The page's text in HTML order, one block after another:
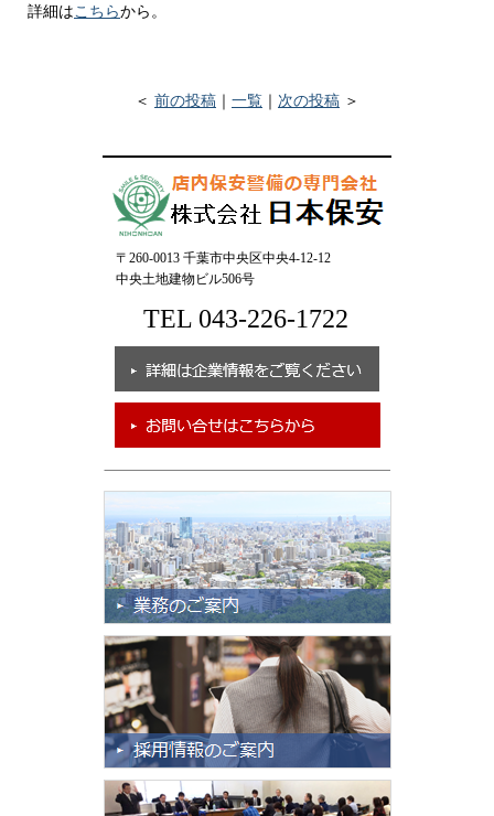
詳細は こちらから。
＜ 前の投稿 ｜ 一覧 ｜ 次の投稿 ＞
〒260-0013 千葉市中央区中央4-12-12
中央土地建物ビル506号
TEL 043-226-1722